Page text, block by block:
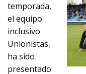
temporada,
el equipo
inclusivo
Unionistas,
ha sido
presentado